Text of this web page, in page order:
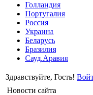
Голландия
Португалия
Россия
Украина
Беларусь
Бразилия
Сауд.Аравия
Здравствуйте, Гость!
Новости сайта